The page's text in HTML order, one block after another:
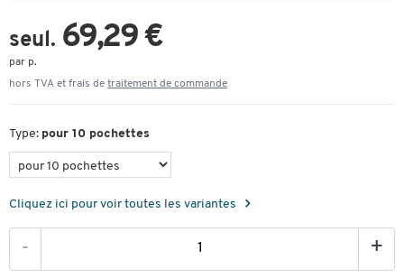
seul. 69,29 €
par p.
hors TVA et frais de traitement de commande
Type: pour 10 pochettes
Cliquez ici pour voir toutes les variantes
- +